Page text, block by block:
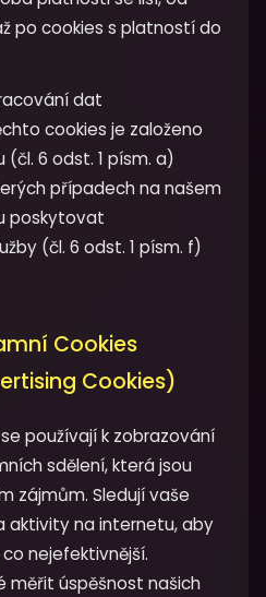
po cookies s platností do
dat
cookies je založeno
6 odst. 1 písm. a)
případech na našem
poskytovat
(čl. 6 odst. 1 písm. f)
Cookies
Cookies)
používají k zobrazování
sdělení, která jsou
zájmům. Sledují vaše
aktivity na internetu, aby
nejefektivnější.
měřit úspěšnost našich